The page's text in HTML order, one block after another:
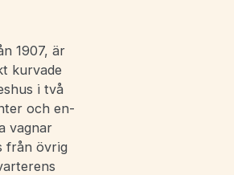
1907, är
kurvade
i två
och en-
vagnar
från övrig